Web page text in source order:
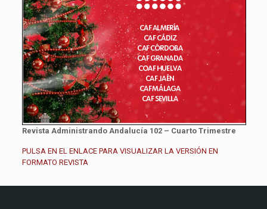
Revista Administrando Andalucía 102 – Cuarto Trimestre
PULSA EN EL ENLACE PARA VISUALIZAR LA VERSIÓN EN
FORMATO REVISTA